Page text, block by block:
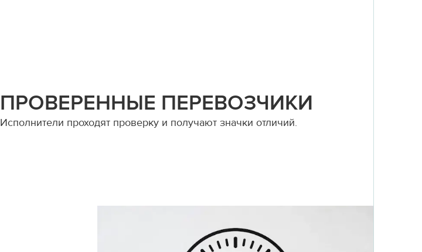
ПРОВЕРЕННЫЕ ПЕРЕВОЗЧИКИ
Исполнители проходят проверку и получают значки отличий.